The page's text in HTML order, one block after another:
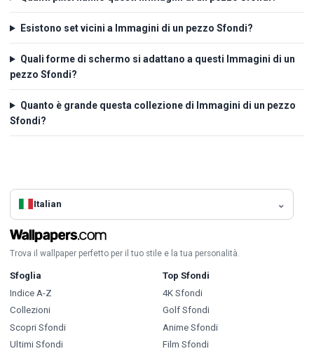
Esistono set vicini a Immagini di un pezzo Sfondi?
Quali forme di schermo si adattano a questi Immagini di un
pezzo Sfondi?
Quanto è grande questa collezione di Immagini di un pezzo
Sfondi?
Italian
Trova il wallpaper perfetto per il tuo stile e la tua personalità.
Sfoglia
Indice A-Z
Collezioni
Scopri Sfondi
Ultimi Sfondi
Top Sfondi
4K Sfondi
Golf Sfondi
Anime Sfondi
Film Sfondi